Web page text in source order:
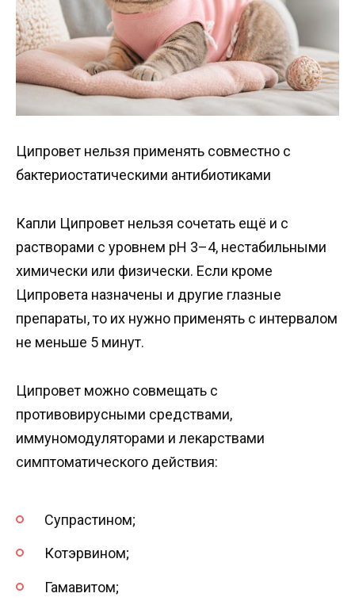
Ципровет нельзя применять совместно с
бактериостатическими антибиотиками
Капли Ципровет нельзя сочетать ещё и с
растворами с уровнем pH 3–4, нестабильными
химически или физически. Если кроме
Ципровета назначены и другие глазные
препараты, то их нужно применять с интервалом
не меньше 5 минут.
Ципровет можно совмещать с
противовирусными средствами,
иммуномодуляторами и лекарствами
симптоматического действия:
Супрастином;
Котэрвином;
Гамавитом;